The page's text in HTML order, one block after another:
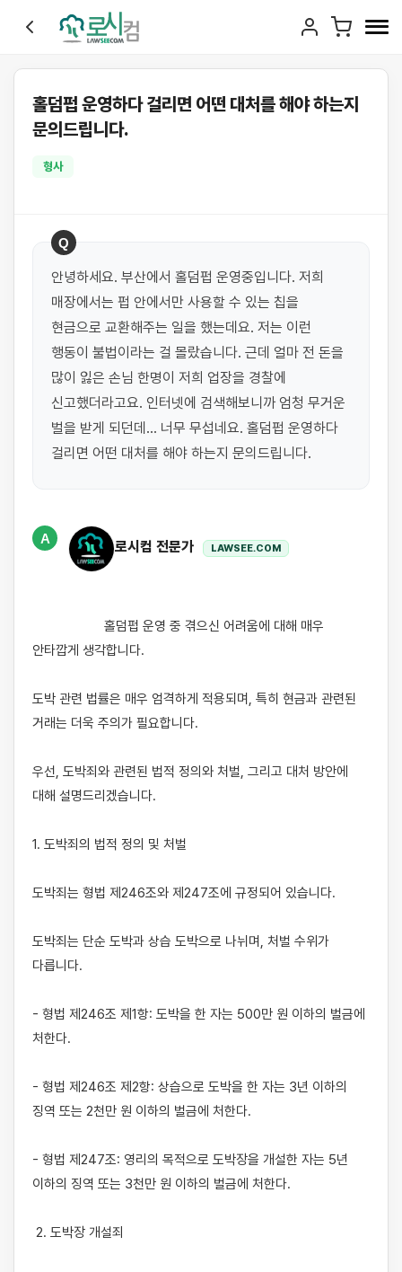
홀덤펍 운영하다 걸리면 어떤 대처를 해야 하는지
문의드립니다.
형사
Q
안녕하세요. 부산에서 홀덤펍 운영중입니다. 저희
매장에서는 펍 안에서만 사용할 수 있는 칩을
현금으로 교환해주는 일을 했는데요. 저는 이런
행동이 불법이라는 걸 몰랐습니다. 근데 얼마 전 돈을
많이 잃은 손님 한명이 저희 업장을 경찰에
신고했더라고요. 인터넷에 검색해보니까 엄청 무거운
벌을 받게 되던데… 너무 무섭네요. 홀덤펍 운영하다
걸리면 어떤 대처를 해야 하는지 문의드립니다.
A
로시컴 전문가 LAWSEE.COM
안타깝게 생각합니다.
도박 관련 법률은 매우 엄격하게 적용되며, 특히 현금과 관련된
거래는 더욱 주의가 필요합니다.
우선, 도박죄와 관련된 법적 정의와 처벌, 그리고 대처 방안에
대해 설명드리겠습니다.
1. 도박죄의 법적 정의 및 처벌
도박죄는 형법 제246조와 제247조에 규정되어 있습니다.
도박죄는 단순 도박과 상습 도박으로 나뉘며, 처벌 수위가
다릅니다.
- 형법 제246조 제1항: 도박을 한 자는 500만 원 이하의 벌금에
처한다.
- 형법 제246조 제2항: 상습으로 도박을 한 자는 3년 이하의
징역 또는 2천만 원 이하의 벌금에 처한다.
- 형법 제247조: 영리의 목적으로 도박장을 개설한 자는 5년
이하의 징역 또는 3천만 원 이하의 벌금에 처한다.